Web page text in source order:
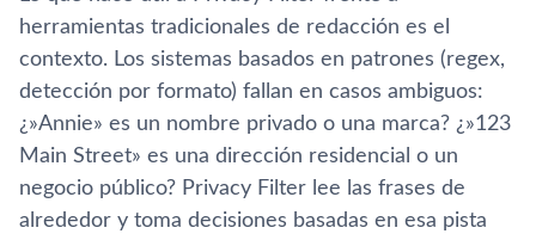
herramientas tradicionales de redacción es el
contexto. Los sistemas basados en patrones (regex,
detección por formato) fallan en casos ambiguos:
¿»Annie» es un nombre privado o una marca? ¿»123
Main Street» es una dirección residencial o un
negocio público? Privacy Filter lee las frases de
alrededor y toma decisiones basadas en esa pista